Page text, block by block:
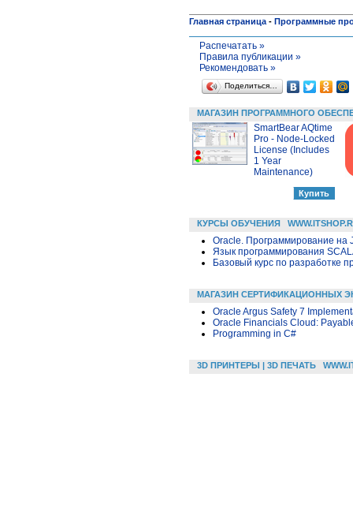
Главная страница - Программные
Распечатать »
Правила публикации »
Рекомендовать »
Поделиться…
МАГАЗИН ПРОГРАММНОГО
SmartBear AQtime
Pro - Node-Locked
License (Includes
1 Year
Maintenance)
КУРСЫ ОБУЧЕНИЯ
Oracle. Программирование на
Язык программирования
Базовый курс по разработке
МАГАЗИН СЕРТИФИКАЦИОННЫХ
Oracle Argus Safety 7
Oracle Financials Cloud:
Programming in C#
3D ПРИНТЕРЫ | 3D ПЕЧАТЬ